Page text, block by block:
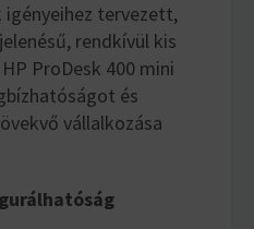
igényeihez tervezett,
rendkívül kis
ProDesk 400 mini
és
vállalkozása